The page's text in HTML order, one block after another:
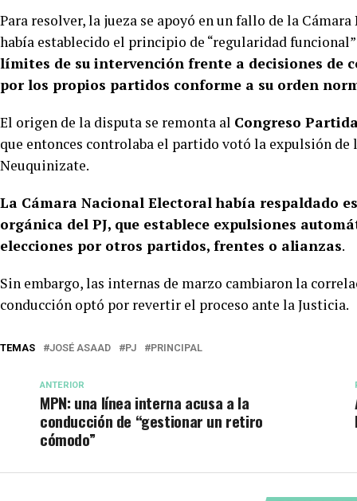
Para resolver, la jueza se apoyó en un fallo de la
había establecido el principio de “regularidad
límites de su intervención frente a decisiones
por los propios partidos conforme a su orden
El origen de la disputa se remonta al Congreso
que entonces controlaba el partido votó la expulsión
Neuquinizate.
La Cámara Nacional Electoral había respaldado
orgánica del PJ, que establece expulsiones
elecciones por otros partidos, frentes o alianzas.
Sin embargo, las internas de marzo cambiaron la
conducción optó por revertir el proceso ante la Justicia.
TEMAS JOSÉ ASAAD PJ PRINCIPAL
ANTERIOR
MPN: una línea interna acusa a la
conducción de “gestionar un retiro
cómodo”